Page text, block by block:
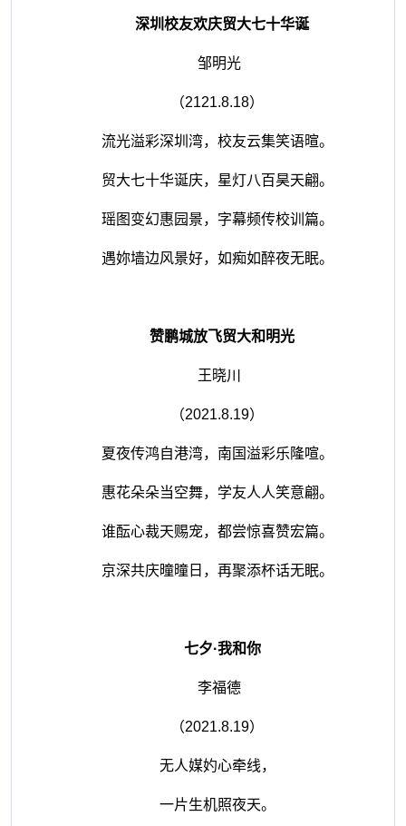
深圳校友欢庆贸大七十华诞
邹明光
（2121.8.18）
流光溢彩深圳湾，校友云集笑语暄。
贸大七十华诞庆，星灯八百昊天翩。
瑶图变幻惠园景，字幕频传校训篇。
遇妳墙边风景好，如痴如醉夜无眠。
赞鹏城放飞贸大和明光
王晓川
（2021.8.19）
夏夜传鸿自港湾，南国溢彩乐隆喧。
惠花朵朵当空舞，学友人人笑意翩。
谁酝心裁天赐宠，都尝惊喜赞宏篇。
京深共庆曈曈日，再聚添杯话无眠。
七夕·我和你
李福德
（2021.8.19）
无人媒妁心牵线，
一片生机照夜天。